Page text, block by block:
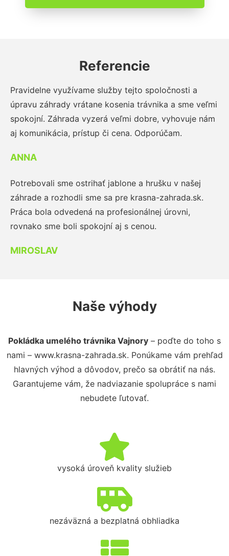
Referencie
Pravidelne využívame služby tejto spoločnosti a
úpravu záhrady vrátane kosenia trávnika a sme veľmi
spokojní. Záhrada vyzerá veľmi dobre, vyhovuje nám
aj komunikácia, prístup či cena. Odporúčam.
ANNA
Potrebovali sme ostrihať jablone a hrušku v našej
záhrade a rozhodli sme sa pre krasna-zahrada.sk.
Práca bola odvedená na profesionálnej úrovni,
rovnako sme boli spokojní aj s cenou.
MIROSLAV
Naše výhody
Pokládka umelého trávnika Vajnory – poďte do toho s
nami – www.krasna-zahrada.sk. Ponúkame vám prehľad
hlavných výhod a dôvodov, prečo sa obrátiť na nás.
Garantujeme vám, že nadviazanie spolupráce s nami
nebudete ľutovať.
vysoká úroveň kvality služieb
nezáväzná a bezplatná obhliadka